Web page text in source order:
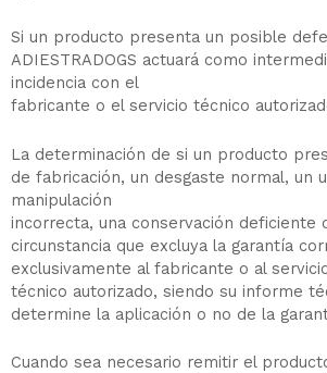
Si un producto presenta un posible
ADIESTRADOGS actuará como
incidencia con el
fabricante o el servicio técnico
La determinación de si un producto
de fabricación, un desgaste normal, un
manipulación
incorrecta, una conservación deficiente
circunstancia que excluya la garantía
exclusivamente al fabricante o al
técnico autorizado, siendo su informe
determine la aplicación o no de la
Cuando sea necesario remitir el